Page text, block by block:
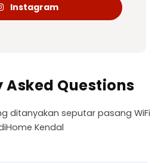
Instagram
Asked Questions
ditanyakan seputar pasang WiFi
Kendal